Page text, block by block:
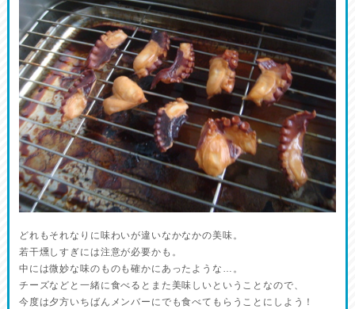
どれもそれなりに味わいが違いなかなかの美味。
若干燻しすぎには注意が必要かも。
中には微妙な味のものも確かにあったような…。
チーズなどと一緒に食べるとまた美味しいということなので、
今度は夕方いちばんメンバーにでも食べてもらうことにしよう！